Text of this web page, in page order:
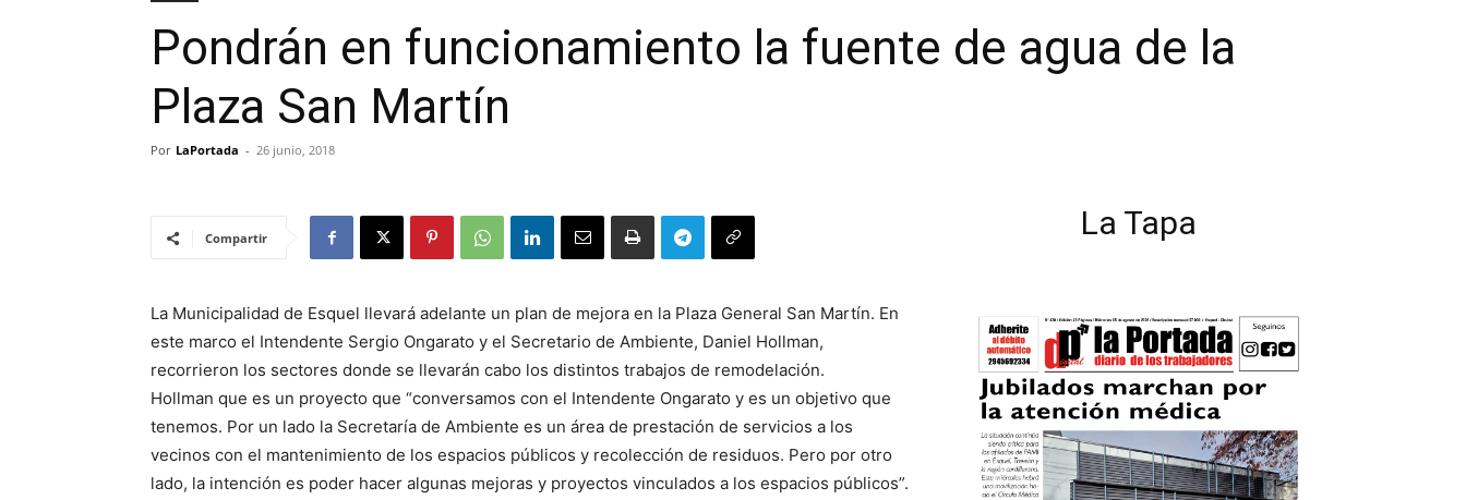
Pondrán en funcionamiento la fuente de agua de la
Plaza San Martín
Por LaPortada - 26 junio, 2018
Compartir
La Municipalidad de Esquel llevará adelante un plan de mejora en la Plaza General San Martín. En
este marco el Intendente Sergio Ongarato y el Secretario de Ambiente, Daniel Hollman,
recorrieron los sectores donde se llevarán cabo los distintos trabajos de remodelación.
Hollman que es un proyecto que “conversamos con el Intendente Ongarato y es un objetivo que
tenemos. Por un lado la Secretaría de Ambiente es un área de prestación de servicios a los
vecinos con el mantenimiento de los espacios públicos y recolección de residuos. Pero por otro
lado, la intención es poder hacer algunas mejoras y proyectos vinculados a los espacios públicos”.
La Tapa